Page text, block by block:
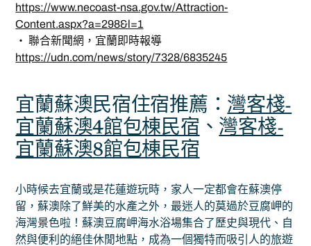
https://www.necoast-nsa.gov.tw/Attraction-
Content.aspx?a=298&l=1
‧ 聯合新聞網，宜蘭即時報導
https://udn.com/news/story/7328/6835245
宜蘭蘇澳民宿住宿推薦： 灣客棧-
宜蘭蘇澳4館包棟民宿 、 灣客棧-
宜蘭蘇澳8館包棟民宿
小時候去宜蘭或是花蓮遊玩時，家人一定都會在蘇澳停
留，蘇澳除了鮮美的水產之外，最迷人的莫過於豆腐岬的
海灣景色啦！蘇澳豆腐岬海水浴場集合了歷史與現代、自
然與便利的絕佳休閒地點，成為一個獨特而吸引人的旅遊